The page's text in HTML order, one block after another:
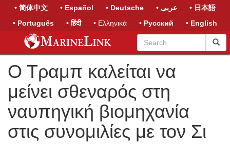
• 简体中文 • Español • Deutsche • عربى
• 日本語
• Português
• हिंदी • Ελληνικά • Русский • English
Ο Τραμπ καλείται να
μείνει σθεναρός στη
ναυπηγική βιομηχανία
στις συνομιλίες με τον Σι